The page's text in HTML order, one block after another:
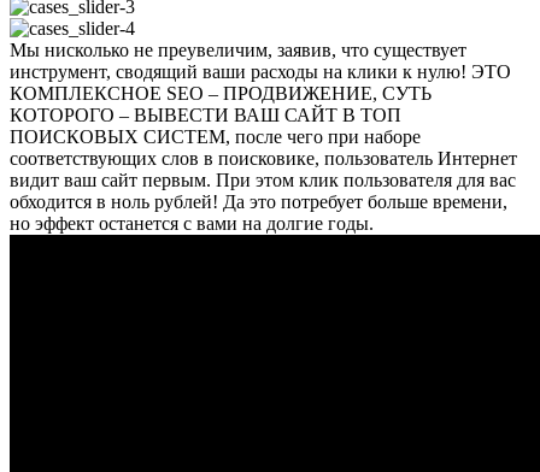
Мы нисколько не преувеличим, заявив, что существует
инструмент, сводящий ваши расходы на клики к нулю! ЭТО
КОМПЛЕКСНОЕ SEO – ПРОДВИЖЕНИЕ, СУТЬ
КОТОРОГО – ВЫВЕСТИ ВАШ САЙТ В ТОП
ПОИСКОВЫХ СИСТЕМ, после чего при наборе
соответствующих слов в поисковике, пользователь Интернет
видит ваш сайт первым. При этом клик пользователя для вас
обходится в ноль рублей! Да это потребует больше времени,
но эффект останется с вами на долгие годы.